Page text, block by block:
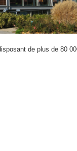
de plus de 80